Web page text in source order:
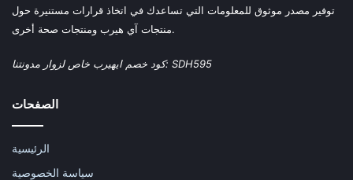
توفير مصدر موثوق للمعلومات التي تساعدك في اتخاذ قرارات مستنيرة حول
منتجات آي هيرب ومنتجات صحة أخرى.
كود خصم ايهيرب خاص لزوار مدونتنا: SDH595
الصفحات
الرئيسية
سياسة الخصوصية